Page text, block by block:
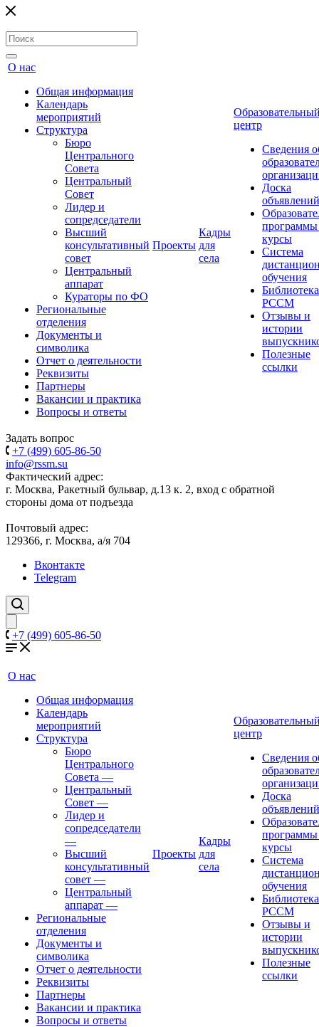
О нас
Общая информация
Календарь
мероприятий
Структура
Бюро
Центрального
Совета
Центральный
Совет
Лидер и
сопредседатели
Высший
консультативный
совет
Центральный
аппарат
Кураторы по ФО
Региональные
отделения
Документы и
символика
Отчет о деятельности
Реквизиты
Партнеры
Вакансии и практика
Вопросы и ответы
Проекты
Кадры
для
села
центр
Сведения
Доска
объявлений
курсы
Система
обучения
Библиотека
РССМ
Отзывы и
истории
Полезные
ссылки
Задать вопрос
+7 (499) 605-86-50
info@rssm.su
Фактический адрес:
г. Москва, Ракетный бульвар, д.13 к. 2, вход с обратной
стороны дома от подъезда
Почтовый адрес:
129366, г. Москва, а/я 704
Вконтакте
Telegram
+7 (499) 605-86-50
О нас
Общая информация
Календарь
мероприятий
Структура
Бюро
Центрального
Совета —
Центральный
Совет —
Лидер и
сопредседатели
—
Высший
консультативный
совет —
Центральный
аппарат —
Региональные
отделения
Документы и
символика
Отчет о деятельности
Реквизиты
Партнеры
Вакансии и практика
Вопросы и ответы
Проекты
Кадры
для
села
центр
Сведения
Доска
объявлений
курсы
Система
обучения
Библиотека
РССМ
Отзывы и
истории
Полезные
ссылки